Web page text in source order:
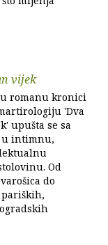
vijek
romanu kronici
'Dva
upušta se sa
u intimnu,
Od
do